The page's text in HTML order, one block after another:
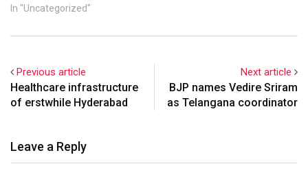
In "Uncategorized"
Previous article
Healthcare infrastructure
of erstwhile Hyderabad
Next article
BJP names Vedire Sriram
as Telangana coordinator
Leave a Reply